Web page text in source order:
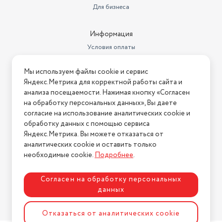
0.76
760
Длина шнура, м
1.8
Размеры, мм (ШхГхВ)
107*283*147
Вес с учетом упаковки
760
Комплектация
Ручной отпариватель, насадка-
руководство по эксплуатации,
гарантийный тало
Цвет товара
бежевый
Для бизнеса
Информация
Условия оплаты
Условия возврата
Нашли ошибку на сайте? Напишите нам
2026 © Интернет-магазин "АстМаркет". У нас есть всё!
Политика конфиденциальности
Разработка сайтаASTDESIGN
Мы используем файлы cookie и сервис
Яндекс.Метрика для корректной работы сайта и
анализа посещаемости. Нажимая кнопку «Согласен
на обработку персональных данных», Вы даете
согласие на использование аналитических cookie и
обработку данных с помощью сервиса
Яндекс.Метрика. Вы можете отказаться от
аналитических cookie и оставить только
необходимые cookie.Подробнее.
Согласен на обработку персональных
данных
Отказаться от аналитических cookie